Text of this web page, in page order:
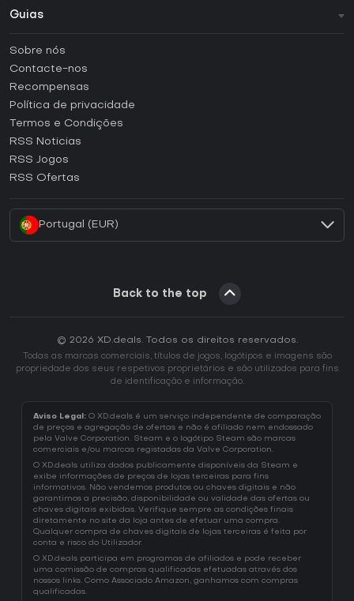
Guias
Como ativar uma CD Key Steam?
Como ativar uma CD Key Epic Games?
Como ativar uma CD Key GOG?
Como ativar uma CD Key Ubisoft Connect?
Sobre nós
Contacte-nos
Recompensas
Política de privacidade
Termos e Condições
RSS Noticias
RSS Jogos
RSS Ofertas
Portugal (EUR)
Back to the top
© 2026 XD.deals. Todos os direitos reservados.
Todas as marcas comerciais, títulos de jogos, logótipos e imagens são
propriedade dos seus respetivos proprietários e são utilizados para fins
de identificação e informação.
Aviso Legal: O XD.deals é um serviço independente de comparação
de preços e agregação de ofertas e não é afiliado nem endossado
pela Valve Corporation. Steam e o logótipo Steam são marcas
comerciais e/ou marcas registadas da Valve Corporation.
O XD.deals utiliza dados publicamente disponíveis da Steam e
exibe informações de preços de lojas terceiras para fins
informativos. Não vendemos produtos ou chaves digitais e não
garantimos a precisão, disponibilidade ou validade das ofertas ou
chaves digitais exibidas. Verifique sempre as condições finais
diretamente no site da loja antes de efetuar uma compra.
Qualquer compra de chaves digitais de lojas terceiras é feita por
conta e risco do Utilizador.
O XD.deals participa em programas de afiliados e pode receber
uma comissão de compras qualificadas efetuadas através dos
nossos links. Como Associado Amazon, ganhamos com compras
qualificadas.